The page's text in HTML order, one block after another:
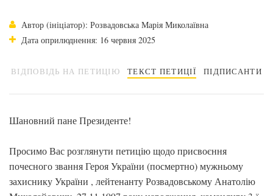
Автор (ініціатор): Розвадовська Марія Миколаївна
Дата оприлюднення: 16 червня 2025
ВІДПОВІДЬ НА ПЕТИЦІЮ ТЕКСТ ПЕТИЦІЇ ПІДПИСАНТИ
Шановний пане Президенте!
Просимо Вас розглянути петицію щодо присвоєння
почесного звання Героя України (посмертно) мужньому
захиснику України , лейтенанту Розвадовському Анатолію